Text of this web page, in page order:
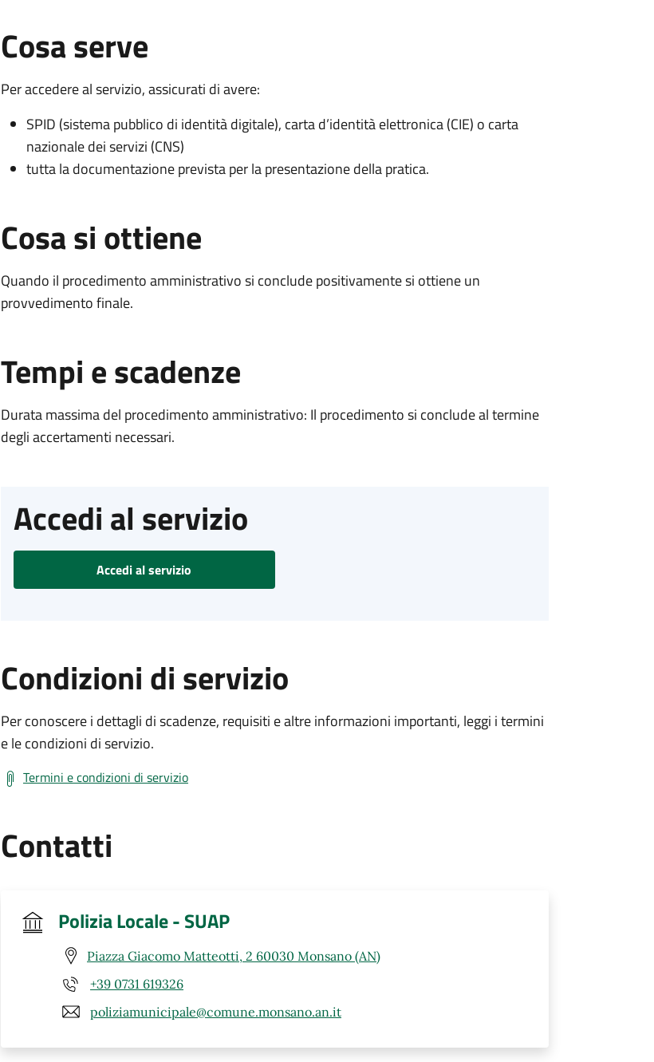
Cosa serve
Per accedere al servizio, assicurati di avere:
SPID (sistema pubblico di identità digitale), carta d’identità elettronica (CIE) o carta
nazionale dei servizi (CNS)
tutta la documentazione prevista per la presentazione della pratica.
Cosa si ottiene
Quando il procedimento amministrativo si conclude positivamente si ottiene un
provvedimento finale.
Tempi e scadenze
Durata massima del procedimento amministrativo: Il procedimento si conclude al termine
degli accertamenti necessari.
Accedi al servizio
Accedi al servizio
Condizioni di servizio
Per conoscere i dettagli di scadenze, requisiti e altre informazioni importanti, leggi i termini
e le condizioni di servizio.
Termini e condizioni di servizio
Contatti
Polizia Locale - SUAP
Piazza Giacomo Matteotti, 2 60030 Monsano (AN)
+39 0731 619326
poliziamunicipale@comune.monsano.an.it